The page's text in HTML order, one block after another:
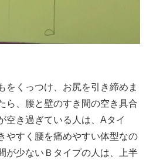
をくっつけ、お尻を引き締めま
ら、腰と壁のすき間の空き具合
空き過ぎている人は、Aタイ
やすく腰を痛めやすい体型なの
が少ないＢタイプの人は、上半